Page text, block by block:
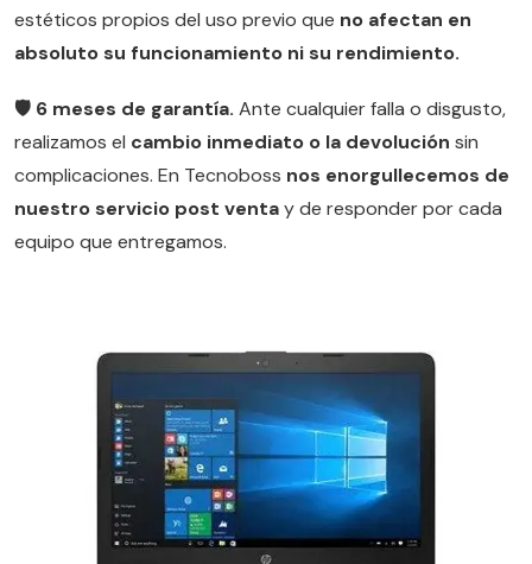
estéticos propios del uso previo que no afectan en
absoluto su funcionamiento ni su rendimiento.
🛡️ 6 meses de garantía. Ante cualquier falla o disgusto,
realizamos el cambio inmediato o la devolución sin
complicaciones. En Tecnoboss nos enorgullecemos de
nuestro servicio post ventay de responder por cada
equipo que entregamos.